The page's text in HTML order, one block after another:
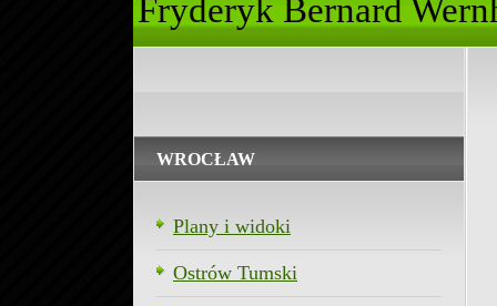
Fryderyk
WROCŁAW
Plany i widoki
Ostrów Tumski